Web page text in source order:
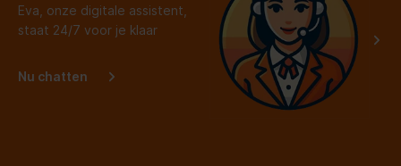
Headset
Positie speakers
koptelefoon
Supraaural
Eva, onze digitale assistent,
staat 24/7 voor je klaar
Nu chatten